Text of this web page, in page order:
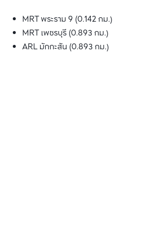
MRT พระราม 9 (0.142 กม.)
MRT เพชรบุรี (0.893 กม.)
ARL มักกะสัน (0.893 กม.)